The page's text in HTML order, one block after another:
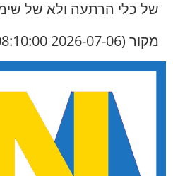
של כלי הרתעה ולא של
מקור (2026-07-06 08:10:00) –